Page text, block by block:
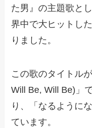
た男』の主題歌と
界中で大ヒットし
りました。
この歌のタイトル
Will Be, Will Be)」
り、「なるように
ています。